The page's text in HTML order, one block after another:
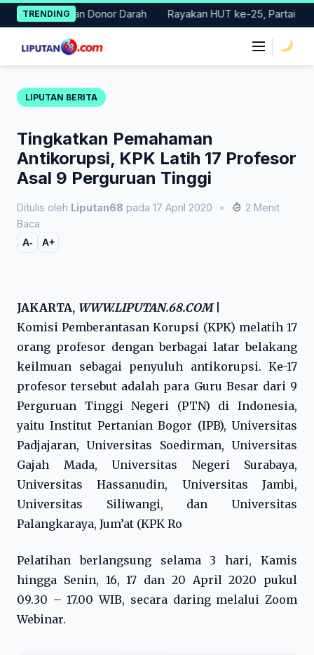
Skip
to
content
TRENDING
Gerakan Donor Darah Rayakan HUT ke-25, Partai Demokrat
LIPUTAN BERITA
Tingkatkan Pemahaman
Antikorupsi, KPK Latih 17 Profesor
Asal 9 Perguruan Tinggi
Ditulis oleh Liputan68 pada 17 April 2020 •
2 Menit
Baca
A- A+
JAKARTA, WWW.LIPUTAN.68.COM|
Komisi Pemberantasan Korupsi (KPK) melatih 17
orang profesor dengan berbagai latar belakang
keilmuan sebagai penyuluh antikorupsi. Ke-17
profesor tersebut adalah para Guru Besar dari 9
Perguruan Tinggi Negeri (PTN) di Indonesia,
yaitu Institut Pertanian Bogor (IPB), Universitas
Padjajaran, Universitas Soedirman, Universitas
Gajah Mada, Universitas Negeri Surabaya,
Universitas Hassanudin, Universitas Jambi,
Universitas Siliwangi, dan Universitas
Palangkaraya, Jum’at (KPK Ro
Pelatihan berlangsung selama 3 hari, Kamis
hingga Senin, 16, 17 dan 20 April 2020 pukul
09.30 – 17.00 WIB, secara daring melalui Zoom
Webinar.